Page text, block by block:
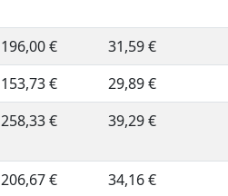
196,00 €
31,59 €
153,73 €
29,89 €
258,33 € 39,29 €
206,67 € 34,16 €